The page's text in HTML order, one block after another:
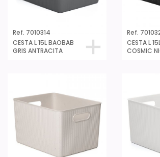
Ref. 7010314
CESTA L 15L BAOBAB
GRIS ANTRACITA
Ref.
CESTA L
COSMIC